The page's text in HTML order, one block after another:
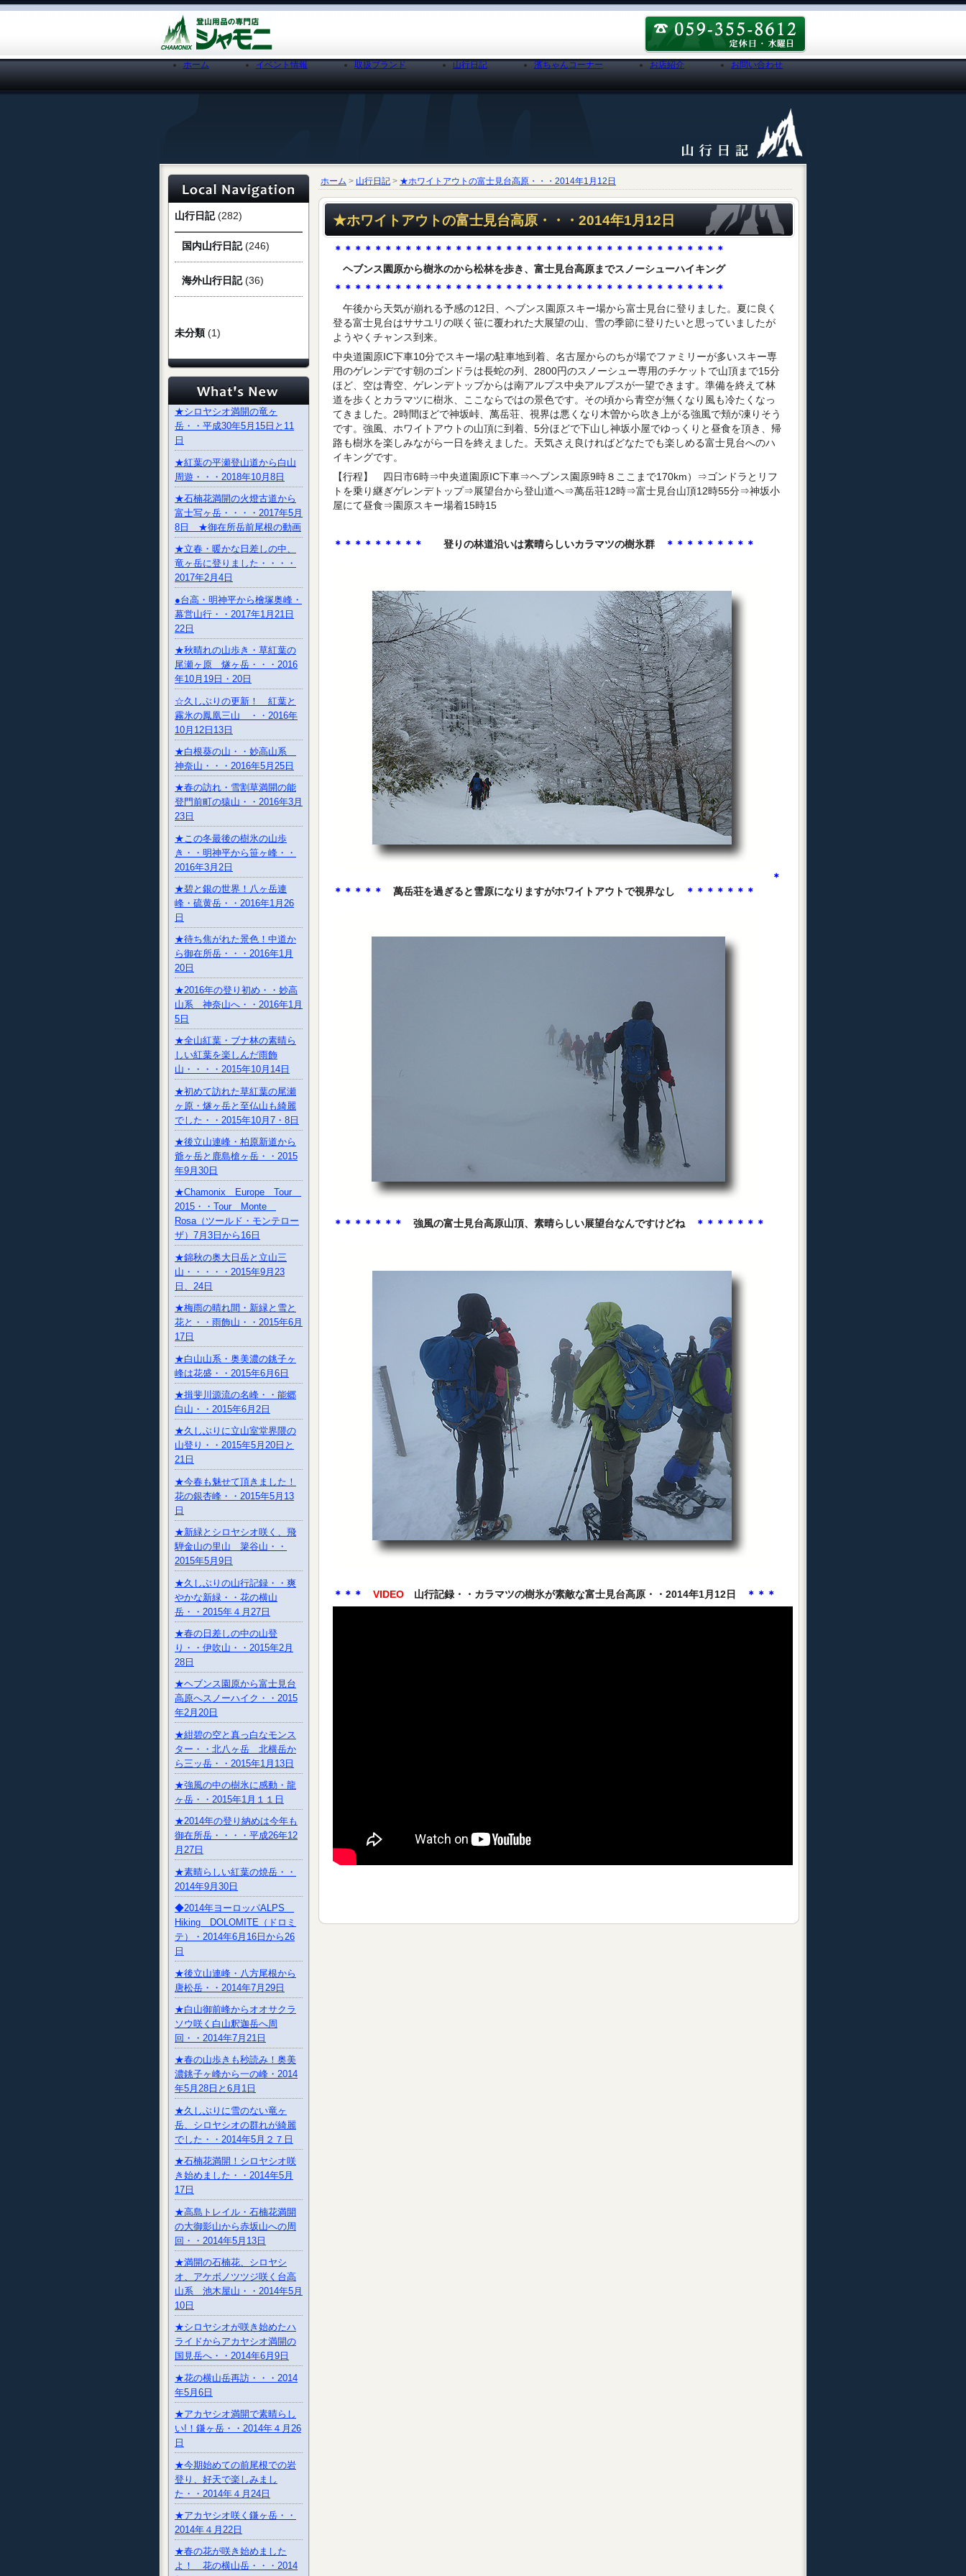
ホーム イベント情報 取扱ブランド 山行日記 濱ちゃんコーナー お店紹介 お問い合わせ
山行日記(282)
国内山行日記(246)
海外山行日記(36)
未分類(1)
★シロヤシオ満開の竜ヶ
岳・・平成30年5月15日と11
日
★紅葉の平瀬登山道から白山
周遊・・・2018年10月8日
★石楠花満開の火燈古道から
富士写ヶ岳・・・・2017年5月
8日 ★御在所岳前尾根の動画
★立春・暖かな日差しの中、
竜ヶ岳に登りました・・・・
2017年2月4日
●台高・明神平から檜塚奥峰・
幕営山行・・2017年1月21日
22日
★秋晴れの山歩き・草紅葉の
尾瀬ヶ原 燧ヶ岳・・・2016
年10月19日・20日
☆久しぶりの更新！ 紅葉と
霧氷の鳳凰三山 ・・2016年
10月12日13日
★白根葵の山・・妙高山系
神奈山・・・2016年5月25日
★春の訪れ・雪割草満開の能
登門前町の猿山・・2016年3月
23日
★この冬最後の樹氷の山歩
き・・明神平から笹ヶ峰・・
2016年3月2日
★碧と銀の世界！八ヶ岳連
峰・硫黄岳・・2016年1月26
日
★待ち焦がれた景色！中道か
ら御在所岳・・・2016年1月
20日
★2016年の登り初め・・妙高
山系 神奈山へ・・2016年1月
5日
★全山紅葉・ブナ林の素晴ら
しい紅葉を楽しんだ雨飾
山・・・・2015年10月14日
★初めて訪れた草紅葉の尾瀬
ヶ原・燧ヶ岳と至仏山も綺麗
でした・・2015年10月7・8日
★後立山連峰・柏原新道から
爺ヶ岳と鹿島槍ヶ岳・・2015
年9月30日
★Chamonix Europe Tour
2015・・Tour Monte
Rosa（ツールド・モンテロー
ザ）7月3日から16日
★錦秋の奥大日岳と立山三
山・・・・・2015年9月23
日、24日
★梅雨の晴れ間・新緑と雪と
花と・・雨飾山・・2015年6月
17日
★白山山系・奥美濃の銚子ヶ
峰は花盛・・2015年6月6日
★揖斐川源流の名峰・・能郷
白山・・2015年6月2日
★久しぶりに立山室堂界隈の
山登り・・2015年5月20日と
21日
★今春も魅せて頂きました！
花の銀杏峰・・2015年5月13
日
★新緑とシロヤシオ咲く、飛
騨金山の里山 簗谷山・・
2015年5月9日
★久しぶりの山行記録・・爽
やかな新緑・・花の横山
岳・・2015年４月27日
★春の日差しの中の山登
り・・伊吹山・・2015年2月
28日
★ヘブンス園原から富士見台
高原へスノーハイク・・2015
年2月20日
★紺碧の空と真っ白なモンス
ター・・北八ヶ岳 北横岳か
ら三ッ岳・・2015年1月13日
★強風の中の樹氷に感動・龍
ヶ岳・・2015年1月１１日
★2014年の登り納めは今年も
御在所岳・・・・平成26年12
月27日
★素晴らしい紅葉の焼岳・・
2014年9月30日
◆2014年ヨーロッパALPS
Hiking DOLOMITE（ドロミ
テ）・2014年6月16日から26
日
★後立山連峰・八方尾根から
唐松岳・・2014年7月29日
★白山御前峰からオオサクラ
ソウ咲く白山釈迦岳へ周
回・・2014年7月21日
★春の山歩きも秒読み！奥美
濃銚子ヶ峰から一の峰・2014
年5月28日と6月1日
★久しぶりに雪のない竜ヶ
岳、シロヤシオの群れが綺麗
でした・・2014年5月２７日
★石楠花満開！シロヤシオ咲
き始めました・・2014年5月
17日
★高島トレイル・石楠花満開
の大御影山から赤坂山への周
回・・2014年5月13日
★満開の石楠花、シロヤシ
オ、アケボノツツジ咲く台高
山系 池木屋山・・2014年5月
10日
★シロヤシオが咲き始めたハ
ライドからアカヤシオ満開の
国見岳へ・・2014年6月9日
★花の横山岳再訪・・・2014
年5月6日
★アカヤシオ満開で素晴らし
い!！鎌ヶ岳・・2014年４月26
日
★今期始めての前尾根での岩
登り、好天で楽しみまし
た・・2014年４月24日
★アカヤシオ咲く鎌ヶ岳・・
2014年４月22日
★春の花が咲き始めました
よ！ 花の横山岳・・・2014
ホーム > 山行日記 > ★ホワイトアウトの富士見台高原・・・2014年1月12日
★ホワイトアウトの富士見台高原・・・2014年1月12日
＊＊＊＊＊＊＊＊＊＊＊＊＊＊＊＊＊＊＊＊＊＊＊＊＊＊＊＊＊＊＊＊＊＊＊＊＊＊＊
ヘブンス園原から樹氷のから松林を歩き、富士見台高原までスノーシューハイキング
＊＊＊＊＊＊＊＊＊＊＊＊＊＊＊＊＊＊＊＊＊＊＊＊＊＊＊＊＊＊＊＊＊＊＊＊＊＊＊
午後から天気が崩れる予感の12日、ヘブンス園原スキー場から富士見台に登りました。夏に良く
登る富士見台はササユリの咲く笹に覆われた大展望の山、雪の季節に登りたいと思っていましたが
ようやくチャンス到来。
中央道園原IC下車10分でスキー場の駐車地到着、名古屋からのちが場でファミリーが多いスキー専
用のゲレンデです朝のゴンドラは長蛇の列、2800円のスノーシュー専用のチケットで山頂まで15分
ほど、空は青空、ゲレンデトップからは南アルプス中央アルプスが一望できます。準備を終えて林
道を歩くとカラマツに樹氷、ここならではの景色です。その頃から青空が無くなり風も冷たくなっ
てきました。2時間ほどで神坂峠、萬岳荘、視界は悪くなり木曽から吹き上がる強風で頬が凍りそう
です。強風、ホワイトアウトの山頂に到着、5分ほどで下山し神坂小屋でゆっくりと昼食を頂き、帰
路も樹氷を楽しみながら一日を終えました。天気さえ良ければどなたでも楽しめる富士見台へのハ
イキングです。
【行程】 四日市6時⇒中央道園原IC下車⇒ヘブンス園原9時８ここまで170km）⇒ゴンドラとリフ
トを乗り継ぎゲレンデトップ⇒展望台から登山道へ⇒萬岳荘12時⇒富士見台山頂12時55分⇒神坂小
屋にて昼食⇒園原スキー場着15時15
＊＊＊＊＊＊＊＊＊ 登りの林道沿いは素晴らしいカラマツの樹氷群 ＊＊＊＊＊＊＊＊＊
＊
＊＊＊＊＊
萬岳荘を過ぎると雪原になりますがホワイトアウトで視界なし ＊＊＊＊＊＊＊
＊＊＊＊＊＊＊ 強風の富士見台高原山頂、素晴らしい展望台なんですけどね ＊＊＊＊＊＊＊
＊＊＊ VIDEO 山行記録・・カラマツの樹氷が素敵な富士見台高原・・2014年1月12日 ＊＊＊